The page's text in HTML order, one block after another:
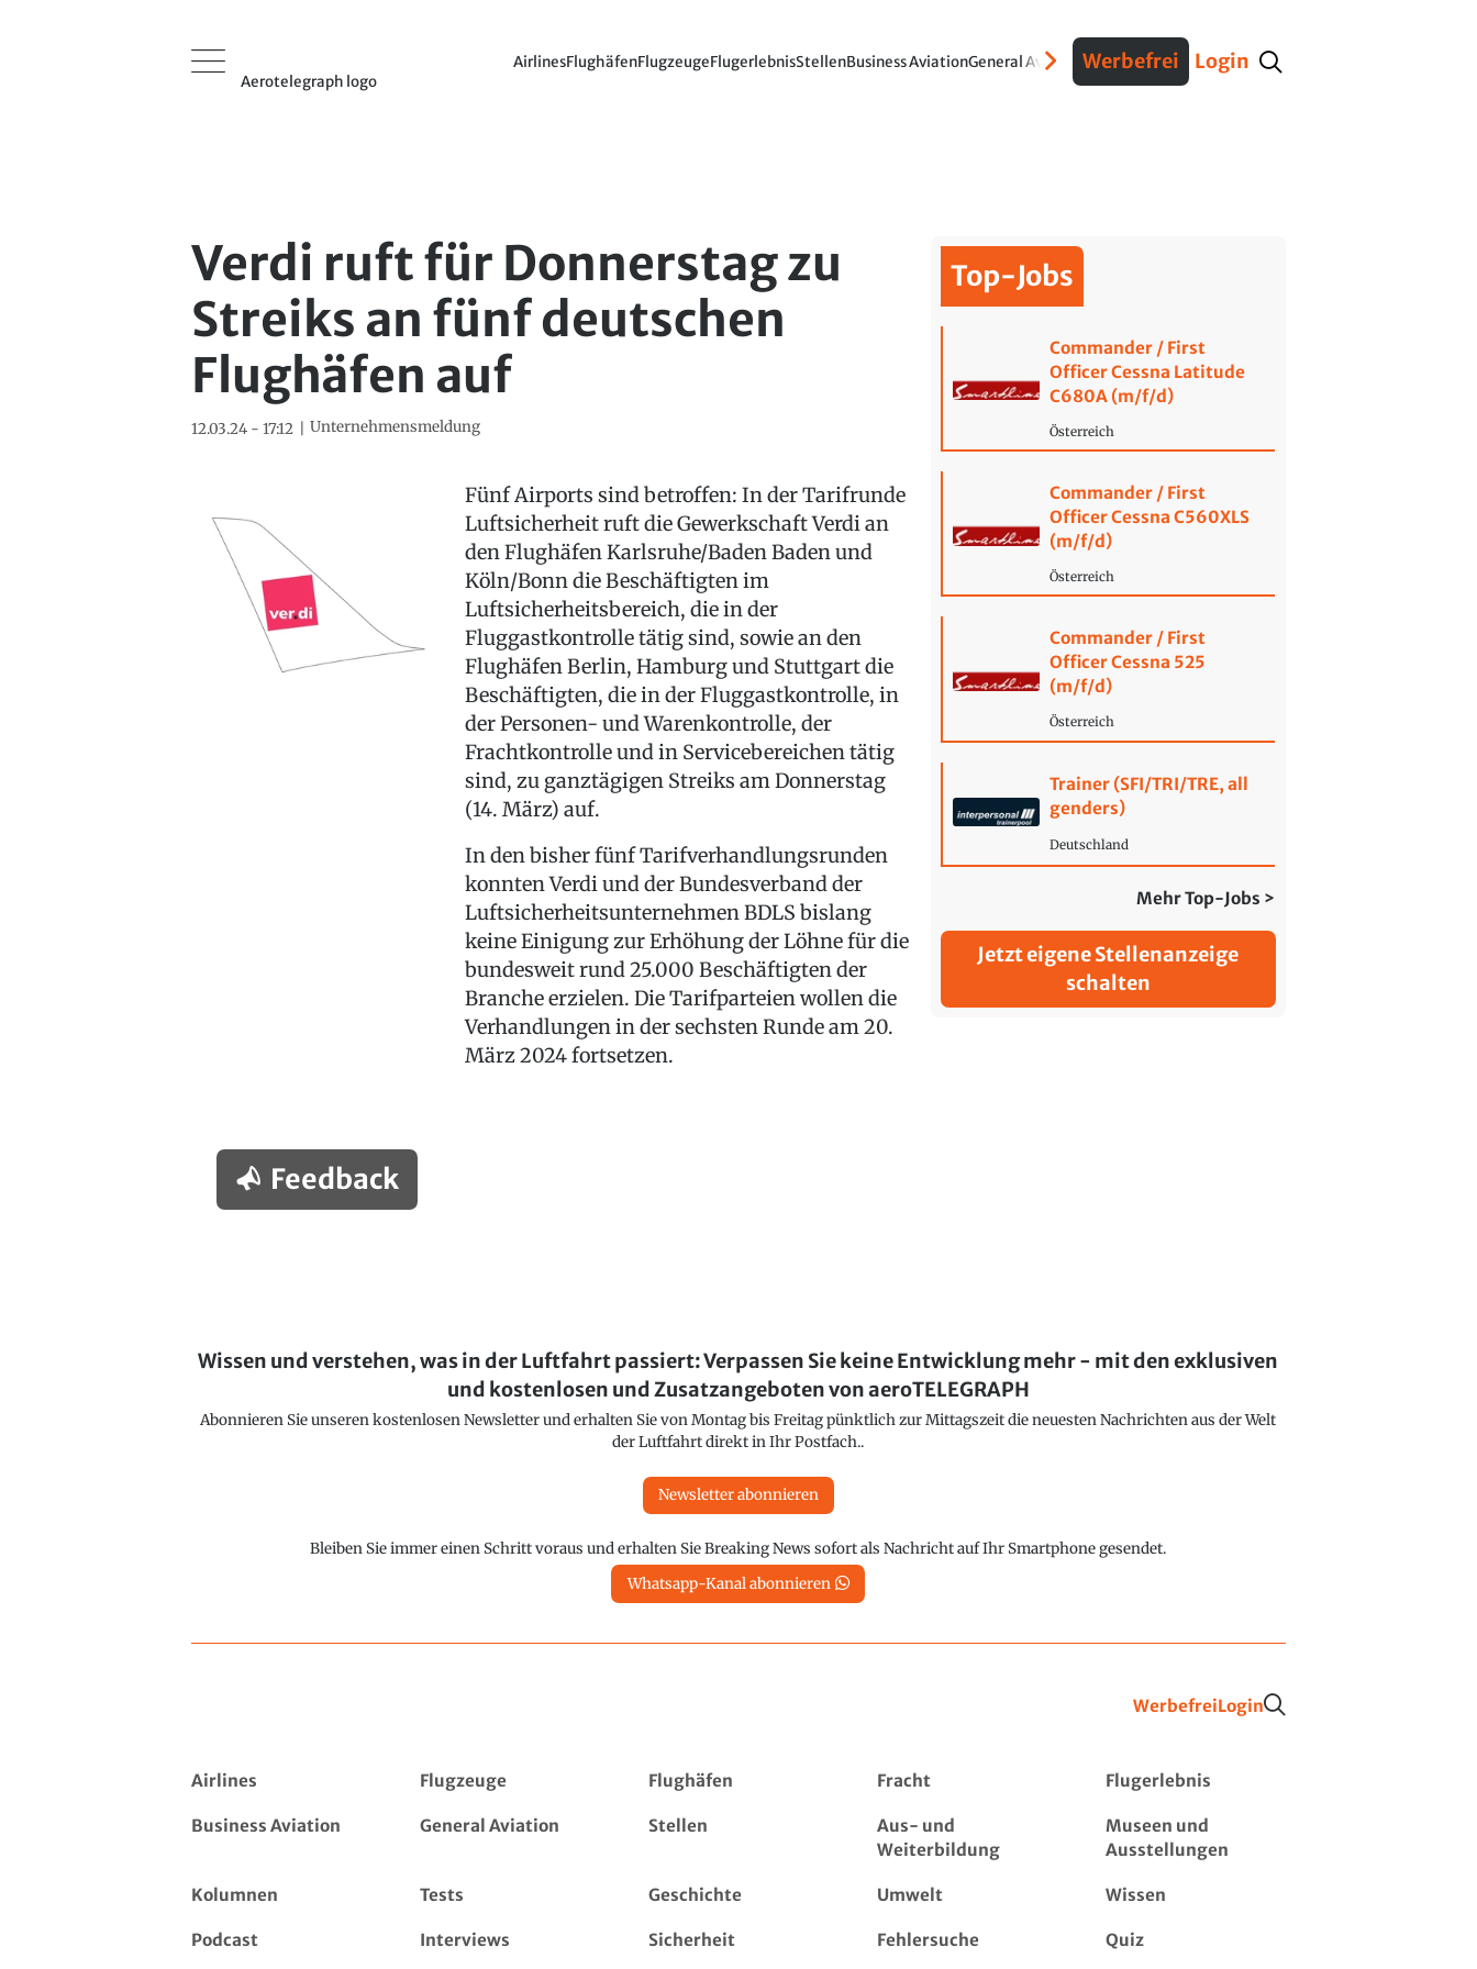
Aerotelegraph logo
AirlinesFlughäfenFlugzeugeFlugerlebnisStellenBusiness AviationGeneral AviationVerteidigungInterviews Fracht
Werbefrei Login
Verdi ruft für Donnerstag zu
Streiks an fünf deutschen
Flughäfen auf
12.03.24 - 17:12 Unternehmensmeldung
Fünf Airports sind betroffen: In der Tarifrunde
Luftsicherheit ruft die Gewerkschaft Verdi an
den Flughäfen Karlsruhe/Baden Baden und
Köln/Bonn die Beschäftigten im
Luftsicherheitsbereich, die in der
Fluggastkontrolle tätig sind, sowie an den
Flughäfen Berlin, Hamburg und Stuttgart die
Beschäftigten, die in der Fluggastkontrolle, in
der Personen- und Warenkontrolle, der
Frachtkontrolle und in Servicebereichen tätig
sind, zu ganztägigen Streiks am Donnerstag
(14. März) auf.
In den bisher fünf Tarifverhandlungsrunden
konnten Verdi und der Bundesverband der
Luftsicherheitsunternehmen BDLS bislang
keine Einigung zur Erhöhung der Löhne für die
bundesweit rund 25.000 Beschäftigten der
Branche erzielen. Die Tarifparteien wollen die
Verhandlungen in der sechsten Runde am 20.
März 2024 fortsetzen.
Feedback
Top-Jobs
Commander / First
Officer Cessna Latitude
C680A (m/f/d)
Österreich
Commander / First
Officer Cessna C560XLS
(m/f/d)
Österreich
Commander / First
Officer Cessna 525
(m/f/d)
Österreich
Trainer (SFI/TRI/TRE, all
genders)
Deutschland
Mehr Top-Jobs >
Jetzt eigene Stellenanzeige
schalten
Wissen und verstehen, was in der Luftfahrt passiert: Verpassen Sie keine Entwicklung mehr - mit den exklusiven
und kostenlosen und Zusatzangeboten von aeroTELEGRAPH
Abonnieren Sie unseren kostenlosen Newsletter und erhalten Sie von Montag bis Freitag pünktlich zur Mittagszeit die neuesten Nachrichten aus der Welt
der Luftfahrt direkt in Ihr Postfach..
Newsletter abonnieren
Bleiben Sie immer einen Schritt voraus und erhalten Sie Breaking News sofort als Nachricht auf Ihr Smartphone gesendet.
Whatsapp-Kanal abonnieren
WerbefreiLogin
Airlines Flugzeuge Flughäfen Fracht Flugerlebnis
Business Aviation General Aviation Stellen
Aus- und
Weiterbildung
Museen und
Ausstellungen
Kolumnen Tests Geschichte Umwelt Wissen
Podcast Interviews Sicherheit Fehlersuche Quiz